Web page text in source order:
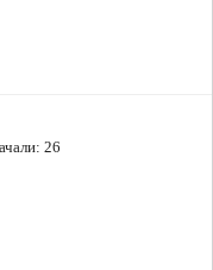
26